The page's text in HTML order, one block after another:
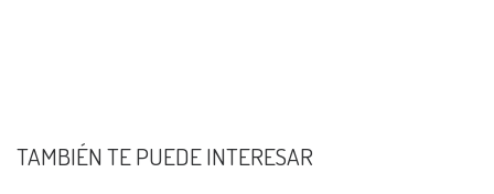
TAMBIÉN TE PUEDE INTERESAR